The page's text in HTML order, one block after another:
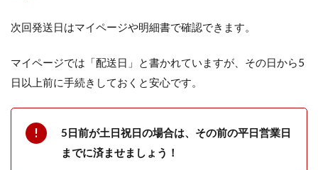
次回発送日はマイページや明細書で確認できます。
マイページでは「配送日」と書かれていますが、その日から5
日以上前に手続きしておくと安心です。
5日前が土日祝日の場合は、その前の平日営業日
までに済ませましょう！